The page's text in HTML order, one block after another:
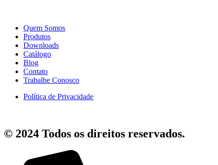
Quem Somos
Produtos
Downloads
Catálogo
Blog
Contato
Trabalhe Conosco
Política de Privacidade
© 2024 Todos os direitos reservados.